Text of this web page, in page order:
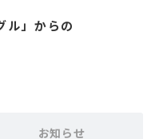
ル」からの
お知らせ